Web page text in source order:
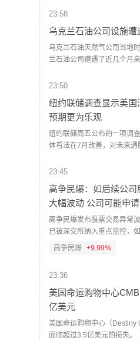
迪指出，伊朗已向联合国安
同时表示，基于目前掌握的
突扩大和军事行动持续将严
国家间重启安全对话的条件
23:58
乌克兰石油公司设施遭
乌克兰石油天然气公司当地
兰石油公司遭遇了近几个月
23:50
纽约联储调查显示美
预期更为乐观
纽约联储周五公布的一项调
体看法在7月改善，对未来
今年以来最高水平。这一增
通胀率的预期从3.7%小幅降
率的预期分别维持在3.3%和
23:45
高争民爆：如后续公
大幅波动 公司可能申
高争民爆发布股票交易异常
已被深交所纳入重点监控，
理性大幅波动，公司可能申
和重大资产重组的具体计划。
高争民爆 +9.99%
23:36
美国命运购物中心
亿美元
美国命运购物中心（Destiny
面临超过3.5亿美元的损失。